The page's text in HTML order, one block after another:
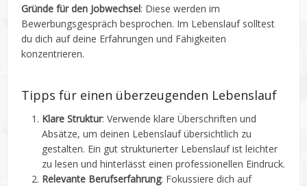
Gründe für den Jobwechsel: Diese werden im
Bewerbungsgespräch besprochen. Im Lebenslauf solltest
du dich auf deine Erfahrungen und Fähigkeiten
konzentrieren.
Tipps für einen überzeugenden Lebenslauf
Klare Struktur: Verwende klare Überschriften und
Absätze, um deinen Lebenslauf übersichtlich zu
gestalten. Ein gut strukturierter Lebenslauf ist leichter
zu lesen und hinterlässt einen professionellen Eindruck.
Relevante Berufserfahrung: Fokussiere dich auf